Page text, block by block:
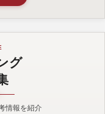
グ
情報を紹介